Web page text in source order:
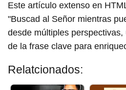
Este artículo extenso en
"Buscad al Señor mientras
desde múltiples
de la frase clave para
Relatcionados: